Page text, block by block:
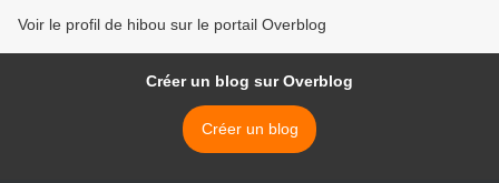
Voir le profil de hibou sur le portail Overblog
Créer un blog sur Overblog
Créer un blog